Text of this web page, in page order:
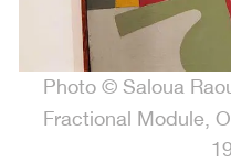
Photo © Saloua
.Fractional Module,